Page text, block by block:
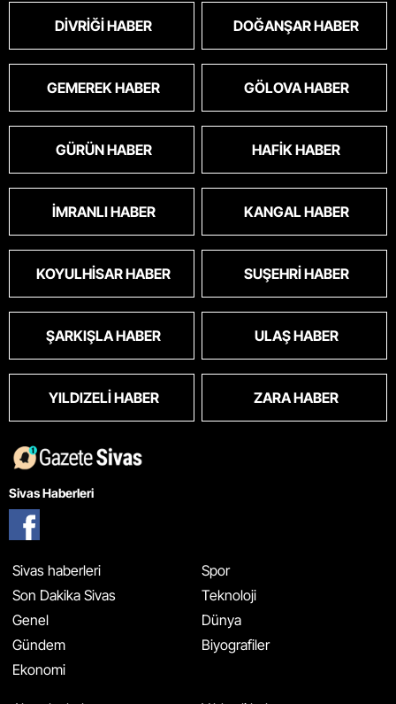
DIVRIĞI HABER DOĞANŞAR HABER
GEMEREK HABER GÖLOVA HABER
GÜRÜN HABER HAFIK HABER
İMRANLI HABER KANGAL HABER
KOYULHISAR HABER SUŞEHRI HABER
ŞARKIŞLA HABER ULAŞ HABER
YILDIZELI HABER ZARA HABER
Sivas Haberleri
Sivas haberleri
Son Dakika Sivas
Genel
Gündem
Ekonomi
Spor
Teknoloji
Dünya
Biyografiler